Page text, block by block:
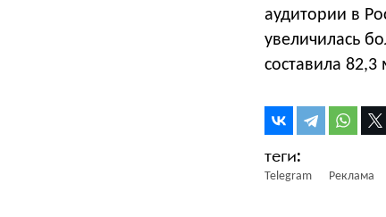
аудитории в
увеличилась
составила 82,3
Telegram Реклама